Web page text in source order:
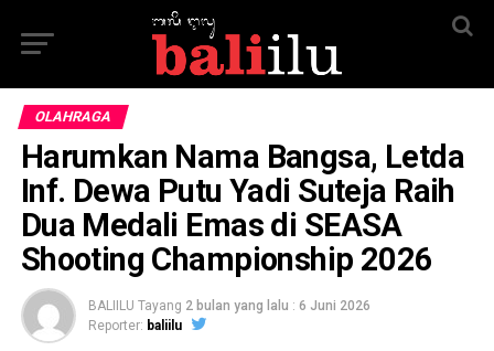
OLAHRAGA
Harumkan Nama Bangsa, Letda
Inf. Dewa Putu Yadi Suteja Raih
Dua Medali Emas di SEASA
Shooting Championship 2026
BALIILU Tayang 2 bulan yang lalu : 6 Juni 2026
Reporter: baliilu